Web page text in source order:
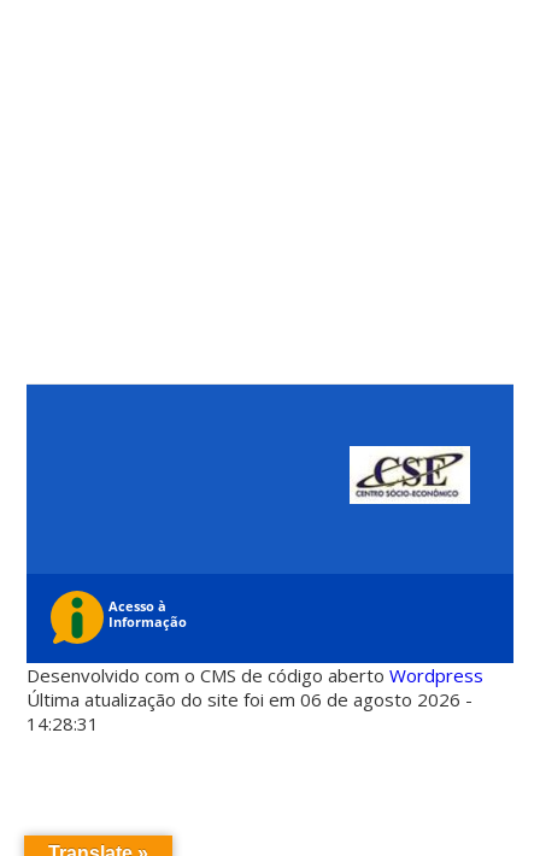
Desenvolvido com o CMS de código abertoWordpress
Última atualização do site foi em 06 de agosto 2026 -
14:28:31